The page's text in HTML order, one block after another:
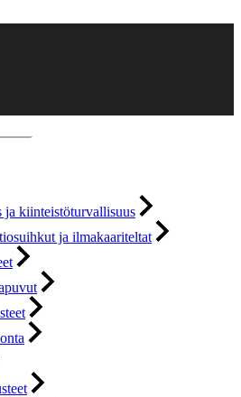
ja kiinteistöturvallisuus
ja ilmakaariteltat